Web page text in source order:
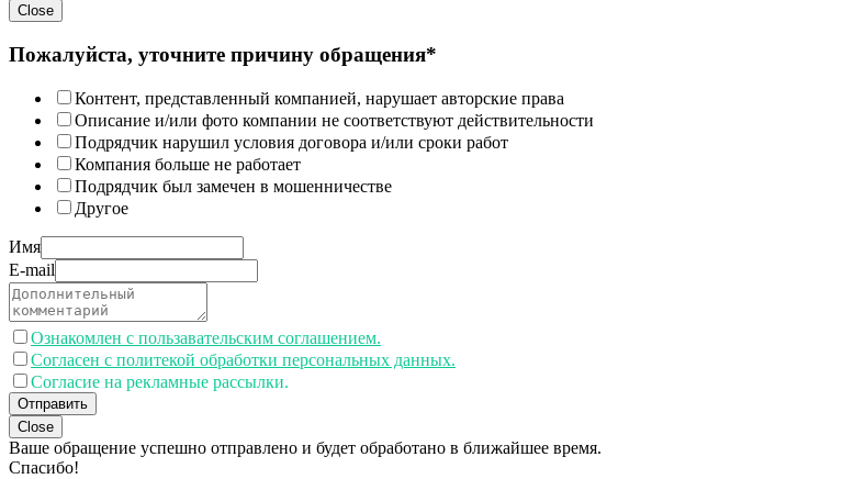
Close
Пожалуйста, уточните причину обращения*
Контент, представленный компанией, нарушает авторские права
Описание и/или фото компании не соответствуют действительности
Подрядчик нарушил условия договора и/или сроки работ
Компания больше не работает
Подрядчик был замечен в мошенничестве
Другое
Имя
E-mail
Ознакомлен с пользавательским соглашением.
Согласен с политекой обработки персональных данных.
Согласие на рекламные рассылки.
Отправить
Close
Ваше обращение успешно отправлено и будет обработано в ближайшее время.
Спасибо!